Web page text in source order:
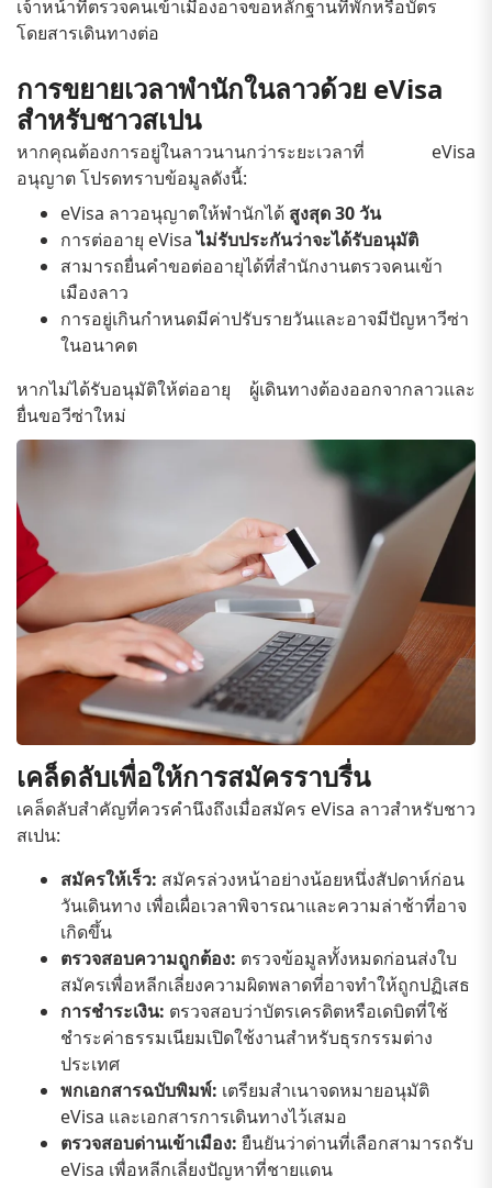
เจ้าหน้าที่ตรวจคนเข้าเมืองอาจขอหลักฐานที่พักหรือบัตร
โดยสารเดินทางต่อ
การขยายเวลาพำนักในลาวด้วย eVisa
สำหรับชาวสเปน
หากคุณต้องการอยู่ในลาวนานกว่าระยะเวลาที่ eVisa
อนุญาต โปรดทราบข้อมูลดังนี้:
eVisa ลาวอนุญาตให้พำนักได้ สูงสุด 30 วัน
การต่ออายุ eVisaไม่รับประกันว่าจะได้รับอนุมัติ
สามารถยื่นคำขอต่ออายุได้ที่สำนักงานตรวจคนเข้า
เมืองลาว
การอยู่เกินกำหนดมีค่าปรับรายวันและอาจมีปัญหาวีซ่า
ในอนาคต
หากไม่ได้รับอนุมัติให้ต่ออายุ ผู้เดินทางต้องออกจากลาวและ
ยื่นขอวีซ่าใหม่
เคล็ดลับเพื่อให้การสมัครราบรื่น
เคล็ดลับสำคัญที่ควรคำนึงถึงเมื่อสมัคร eVisa ลาวสำหรับชาว
สเปน:
สมัครให้เร็ว: สมัครล่วงหน้าอย่างน้อยหนึ่งสัปดาห์ก่อน
วันเดินทาง เพื่อเผื่อเวลาพิจารณาและความล่าช้าที่อาจ
เกิดขึ้น
ตรวจสอบความถูกต้อง: ตรวจข้อมูลทั้งหมดก่อนส่งใบ
สมัครเพื่อหลีกเลี่ยงความผิดพลาดที่อาจทำให้ถูกปฏิเสธ
การชำระเงิน: ตรวจสอบว่าบัตรเครดิตหรือเดบิตที่ใช้
ชำระค่าธรรมเนียมเปิดใช้งานสำหรับธุรกรรมต่าง
ประเทศ
พกเอกสารฉบับพิมพ์: เตรียมสำเนาจดหมายอนุมัติ
eVisa และเอกสารการเดินทางไว้เสมอ
ตรวจสอบด่านเข้าเมือง: ยืนยันว่าด่านที่เลือกสามารถรับ
eVisa เพื่อหลีกเลี่ยงปัญหาที่ชายแดน